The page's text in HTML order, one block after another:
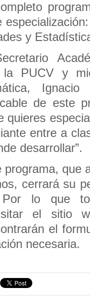
y
la PUCV y
de este
quieres
entre a
desarrollar”.
que
cerrará su
lo que
el sitio
el
necesaria.